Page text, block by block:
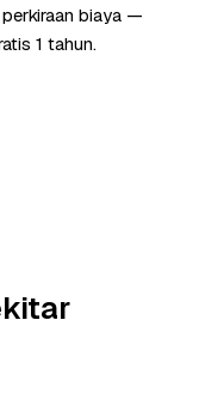
biaya —
1 tahun.